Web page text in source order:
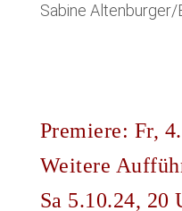
Sabine Altenburger/
Premiere: Fr,
Weitere
Sa 5.10.24, 20